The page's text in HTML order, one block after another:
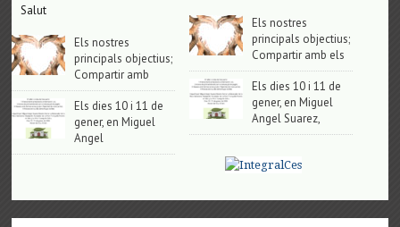
Salut
Els nostres
principals objectius;
Compartir amb
Els dies 10 i 11 de
gener, en Miguel
Angel
Els nostres
principals objectius;
Compartir amb els
Els dies 10 i 11 de
gener, en Miguel
Angel Suarez,